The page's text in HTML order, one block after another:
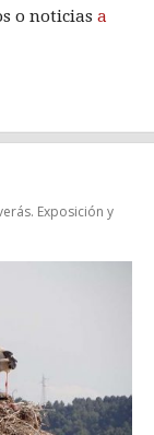
o noticias a